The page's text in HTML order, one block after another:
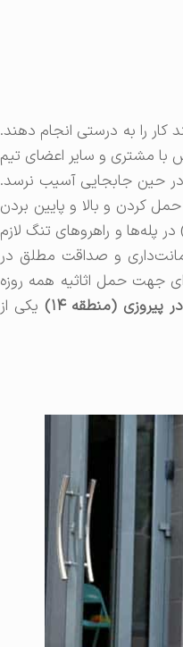
را به درستی انجام دهند.
با مشتری و سایر اعضای تیم
در حین جابجایی آسیب نرسد.
کردن و بالا و پایین بردن
پله‌ها و راهروهای تنگ لازم
و صداقت مطلق در
جهت حمل اثاثیه همه روزه
پیروزی (منطقه ۱۴)
یکی از